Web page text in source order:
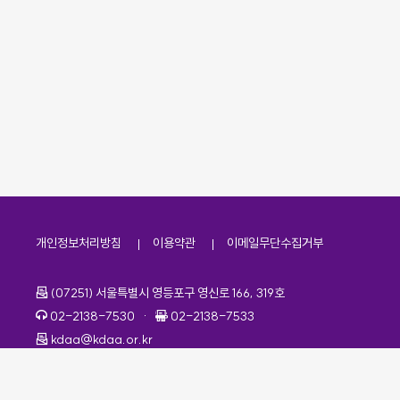
개인정보처리방침 이용약관 이메일무단수집거부
주소
(07251) 서울특별시 영등포구 영신로 166, 319호
전화번호
02-2138-7530 · 팩스번호
02-2138-7533
이메일
kdaa@kdaa.or.kr